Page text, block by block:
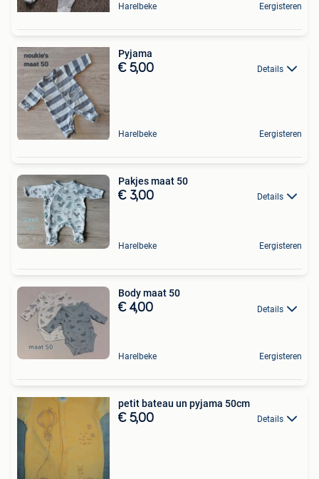
Harelbeke Eergisteren
Pyjama
€ 5,00 Details
Harelbeke Eergisteren
Pakjes maat 50
€ 3,00 Details
Harelbeke Eergisteren
Body maat 50
€ 4,00 Details
Harelbeke Eergisteren
petit bateau un pyjama 50cm
€ 5,00 Details